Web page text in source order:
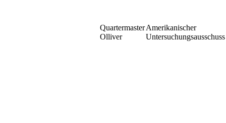
Quartermaster
Olliver
Amerikanischer
Untersuchungsausschuss